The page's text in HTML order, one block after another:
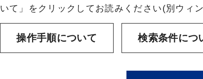
いて」をクリックしてお読みください(別ウィ
操作手順について 検索条件につ